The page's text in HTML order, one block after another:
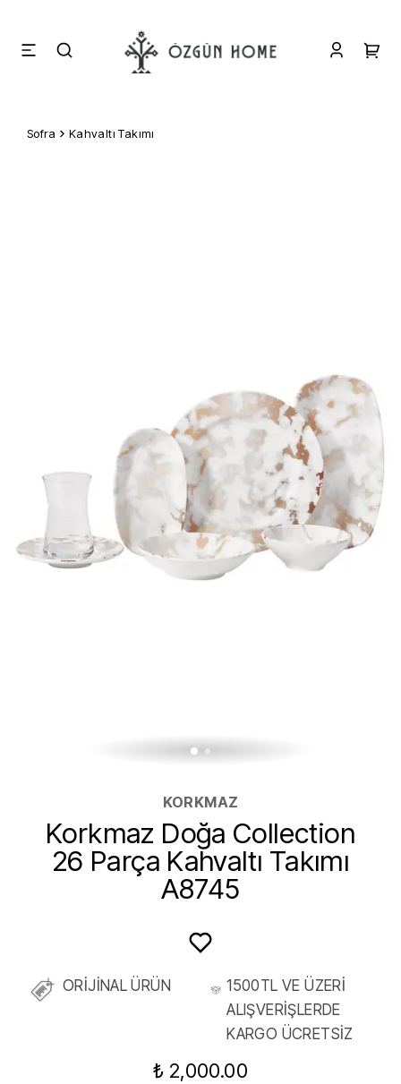
Sofra Kahvaltı Takımı
KORKMAZ
Korkmaz Doğa Collection
26 Parça Kahvaltı Takımı
A8745
ORİJİNAL ÜRÜN
1500TL VE ÜZERİ
ALIŞVERİŞLERDE
KARGO ÜCRETSİZ
₺ 2,000.00